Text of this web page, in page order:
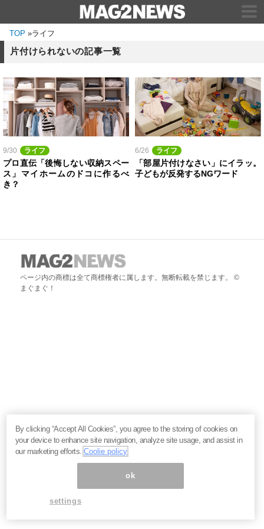
TOP »ライフ
片付けられないの記事一覧
9/30 ライフ
プロ直伝「後悔しない収納スペー
ス」マイホームのドコに作るべ
き？
6/26 ライフ
「部屋片付けなさい」にイラッ。
子どもが反発するNGワード
ページ内の商標は全て商標権者に属します。無断転載を禁じます。 ©
まぐまぐ！
By clicking “Accept All Cookies”, you agree to the storing of cookies on
your device to enhance site navigation, analyze site usage, and assist in
our marketing efforts.Coolie policy
ok
settings